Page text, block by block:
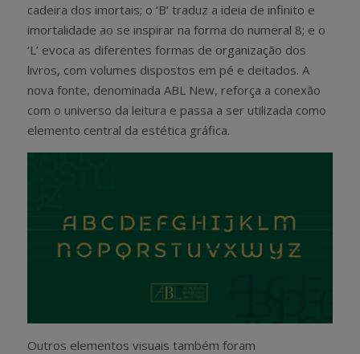
cadeira dos imortais; o ‘B’ traduz a ideia de infinito e
imortalidade ao se inspirar na forma do numeral 8; e o
‘L’ evoca as diferentes formas de organização dos
livros, com volumes dispostos em pé e deitados. A
nova fonte, denominada ABL New, reforça a conexão
com o universo da leitura e passa a ser utilizada como
elemento central da estética gráfica.
Outros elementos visuais também foram